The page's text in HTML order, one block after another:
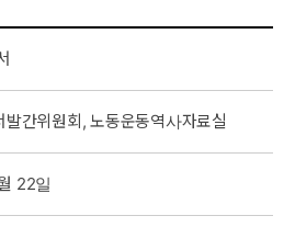
발간위원회, 노동운동역사자료실
22일